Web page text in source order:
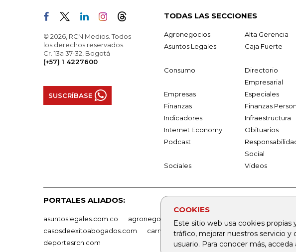
COOKIES
Este sitio web usa cookies propias
tráfico, mejorar nuestros servicio
usuario. Para conocer más, acceda
© 2026, RCN Medios. Todos
los derechos reservados.
Cr. 13a 37-32, Bogotá
(+57) 1 4227600
SUSCRÍBASE
TODAS LAS SECCIONES
Agronegocios Alta Gerencia
Asuntos Legales
Caja Fuerte
Consumo
Directorio
Empresarial
Empresas Especiales
Finanzas
Finanzas
Indicadores
Infraestructura
Internet Economy
Obituarios
Podcast
Social
Sociales Videos
PORTALES ALIADOS:
asuntoslegales.com.co agronegocios.co empresas.larepublica.co
casosdeexitoabogados.com
carnavalindustriacultural.com canalrcn.com
deportesrcn.com